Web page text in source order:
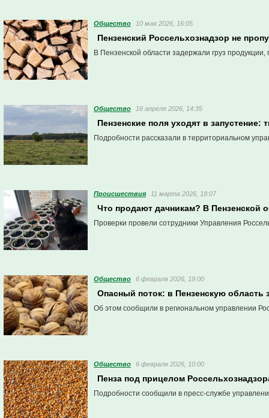
Общество 10 мая 2026, 16:05
Пензенский Россельхознадзор не
В Пензенской области задержали груз
Общество 16 апреля 2026, 14:35
Пензенские поля уходят в запустение:
Подробности рассказали в территориальном
Проиcшествия 11 марта 2026, 18:07
Что продают дачникам? В Пензенской
Проверки провели сотрудники Управления
Общество 6 февраля 2026, 19:00
Опасный поток: в Пензенскую область
Об этом сообщили в региональном управлении
Общество 6 февраля 2026, 10:00
Пенза под прицелом
Подробности сообщили в пресс-службе